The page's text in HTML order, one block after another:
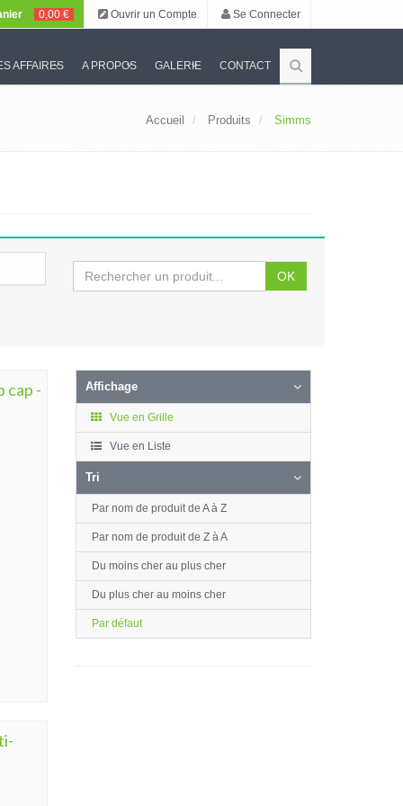
0,00 € Ouvrir un Compte Se Connecter
AFFAIRES A PROPOS GALERIE CONTACT
Accueil Produits Simms
OK
cap - Affichage
Vue en Grille
Vue en Liste
Tri
Par nom de produit de A à Z
Par nom de produit de Z à A
Du moins cher au plus cher
Du plus cher au moins cher
Par défaut